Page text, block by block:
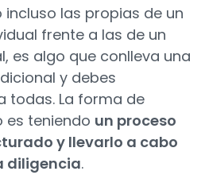
incluso las propias de un
frente a las de un
es algo que conlleva una
y debes
todas. La forma de
es teniendo un proceso
y llevarlo a cabo
diligencia.